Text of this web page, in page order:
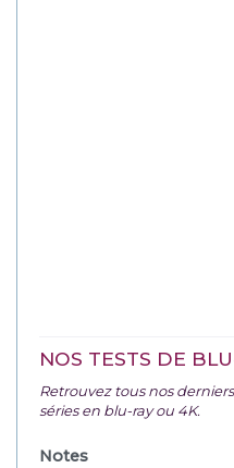
NOS TESTS DE
Retrouvez tous nos
séries en blu-ray ou 4K.
Notes